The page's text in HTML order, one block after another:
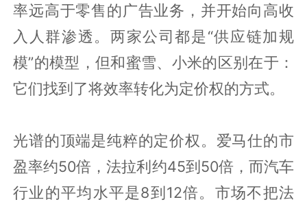
率远高于零售的广告业务，并开始向高收
入人群渗透。两家公司都是“供应链加规
模”的模型，但和蜜雪、小米的区别在于：
它们找到了将效率转化为定价权的方式。
光谱的顶端是纯粹的定价权。爱马仕的市
盈率约50倍，法拉利约45到50倍，而汽车
行业的平均水平是8到12倍。市场不把法